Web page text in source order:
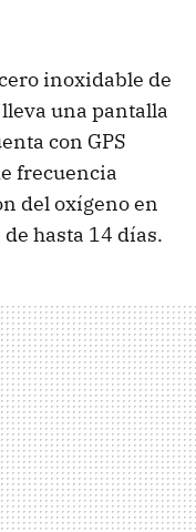
inoxidable de
una pantalla
con GPS
frecuencia
del oxígeno en
hasta 14 días.